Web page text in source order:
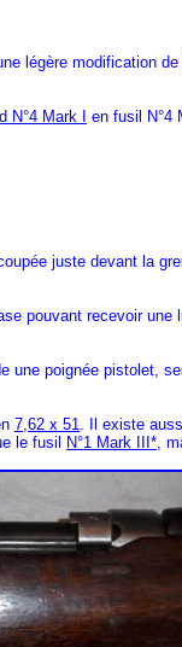
légère modification
N°4 Mark I
en fusil N°4
juste devant la
pouvant recevoir
poignée pistolet,
7,62 x 51. Il existe
le fusil N°1 Mark III*,